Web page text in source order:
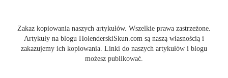
Zakaz kopiowania naszych artykułów. Wszelkie prawa zastrzeżone.
Artykuły na blogu HolenderskiSkun.com są naszą własnością i
zakazujemy ich kopiowania. Linki do naszych artykułów i blogu
możesz publikować.